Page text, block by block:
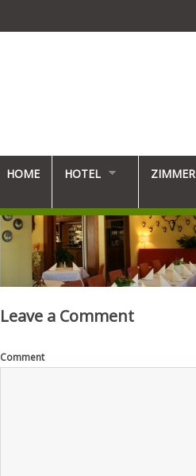
HOME HOTEL ZIMMER
Leave a Comment
Comment